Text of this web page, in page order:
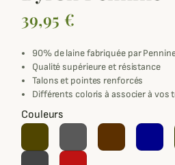
39,95 €
90% de laine fabriquée par
Qualité supérieure et résistance
Talons et pointes renforcés
Différents coloris à associer à vos
Couleurs